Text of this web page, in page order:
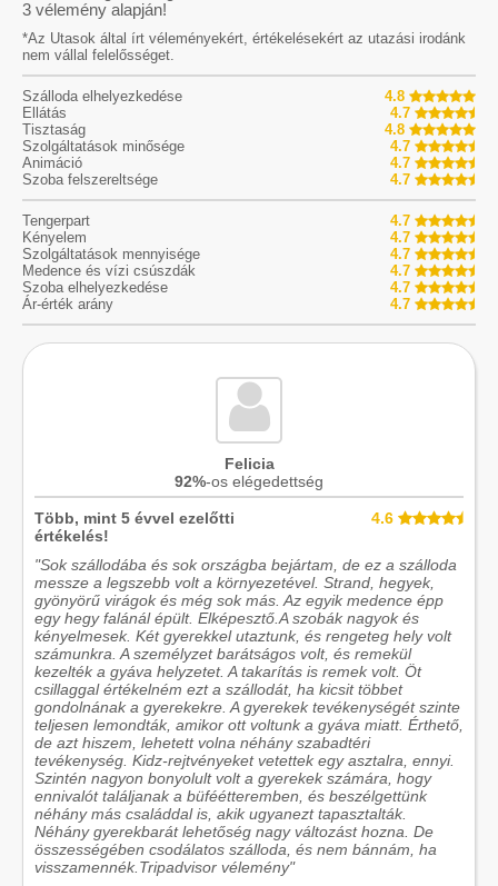
3 vélemény alapján!
*Az Utasok által írt véleményekért, értékelésekért az utazási irodánk
nem vállal felelősséget.
Szálloda elhelyezkedése
4.8
Ellátás
4.7
Tisztaság
4.8
Szolgáltatások minősége
4.7
Animáció
4.7
Szoba felszereltsége
4.7
Tengerpart
4.7
Kényelem
4.7
Szolgáltatások mennyisége
4.7
Medence és vízi csúszdák
4.7
Szoba elhelyezkedése
4.7
Ár-érték arány
4.7
Felicia
92%-os elégedettség
Több, mint 5 évvel ezelőtti
értékelés!
4.6
"Sok szállodába és sok országba bejártam, de ez a szálloda
messze a legszebb volt a környezetével. Strand, hegyek,
gyönyörű virágok és még sok más. Az egyik medence épp
egy hegy falánál épült. Elképesztő.A szobák nagyok és
kényelmesek. Két gyerekkel utaztunk, és rengeteg hely volt
számunkra. A személyzet barátságos volt, és remekül
kezelték a gyáva helyzetet. A takarítás is remek volt. Öt
csillaggal értékelném ezt a szállodát, ha kicsit többet
gondolnának a gyerekekre. A gyerekek tevékenységét szinte
teljesen lemondták, amikor ott voltunk a gyáva miatt. Érthető,
de azt hiszem, lehetett volna néhány szabadtéri
tevékenység. Kidz-rejtvényeket vetettek egy asztalra, ennyi.
Szintén nagyon bonyolult volt a gyerekek számára, hogy
ennivalót találjanak a büféétteremben, és beszélgettünk
néhány más családdal is, akik ugyanezt tapasztalták.
Néhány gyerekbarát lehetőség nagy változást hozna. De
összességében csodálatos szálloda, és nem bánnám, ha
visszamennék.Tripadvisor vélemény"